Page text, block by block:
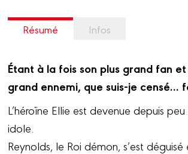
Résumé Infos
Étant à la fois son plus grand fan
grand ennemi, que suis-je censé…
L’héroïne Ellie est devenue depuis
idole.
Reynolds, le Roi démon, s’est